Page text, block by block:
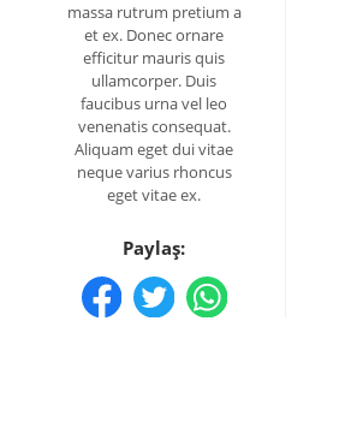
massa rutrum pretium a
et ex. Donec ornare
efficitur mauris quis
ullamcorper. Duis
faucibus urna vel leo
venenatis consequat.
Aliquam eget dui vitae
neque varius rhoncus
eget vitae ex.
Paylaş: